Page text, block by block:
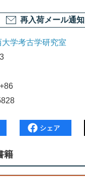
再入荷メール通知
大学考古学研究室
籍